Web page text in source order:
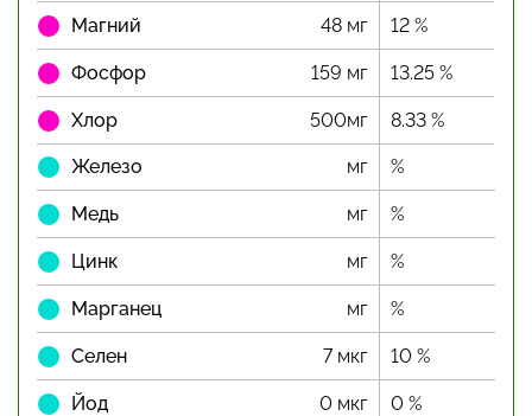
Магний 48 мг 12 %
Фосфор 159 мг 13.25 %
Хлор 500мг 8.33 %
Железо мг %
Медь мг %
Цинк мг %
Марганец мг %
Селен 7 мкг 10 %
Йод 0 мкг 0 %